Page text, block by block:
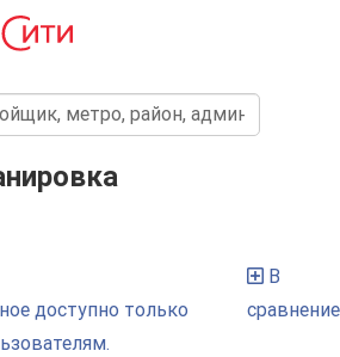
доступно только
В
сравнение